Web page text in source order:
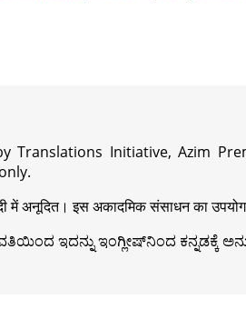
Translations Initiative, Azim
में अनूदित। इस अकादमिक संसाधन का
ಇದನ್ನು ಇಂಗ್ಲೀಷ್‍ನಿಂದ ಕನ್ನಡಕ್ಕೆ